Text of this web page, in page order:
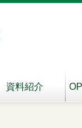
資料紹介